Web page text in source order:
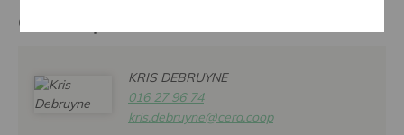
Contactpersoon
KRIS DEBRUYNE
016 27 96 74
kris.debruyne@cera.coop